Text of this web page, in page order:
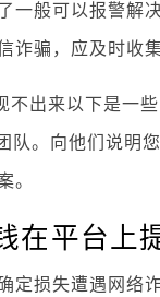
一般可以报警解
诈骗，应及时收
不出来以下是一
队。向他们说明
。
在平台上
定损失遭遇网络